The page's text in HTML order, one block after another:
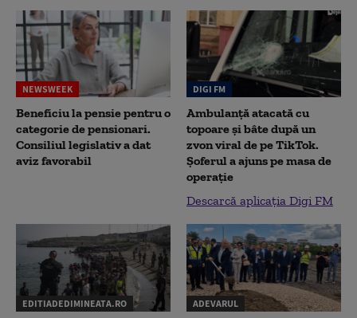
NEWSWEEK
Beneficiu la pensie pentru o
categorie de pensionari.
Consiliul legislativ a dat
aviz favorabil
DIGI FM
Ambulanță atacată cu
topoare și bâte după un
zvon viral de pe TikTok.
Șoferul a ajuns pe masa de
operație
Descarcă aplicația Digi FM
EDITIADEDIMINEATA.RO ADEVARUL